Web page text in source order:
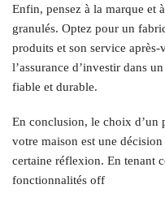
Enfin, pensez à la marque et
granulés. Optez pour un
produits et son service
l’assurance d’investir dans
fiable et durable.
En conclusion, le choix d’un
votre maison est une
certaine réflexion. En tenant
fonctionnalités off